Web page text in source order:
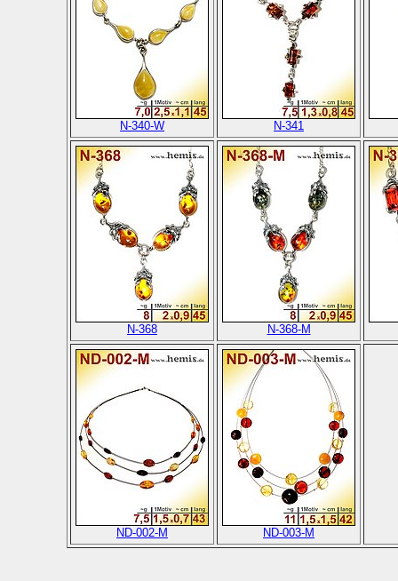
N-340-W N-341
N-368 N-368-M
ND-002-M ND-003-M